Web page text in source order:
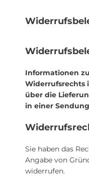
Informationen
Widerrufsrechts
über die
in einer Sendung
Sie haben das
Angabe von
widerrufen.